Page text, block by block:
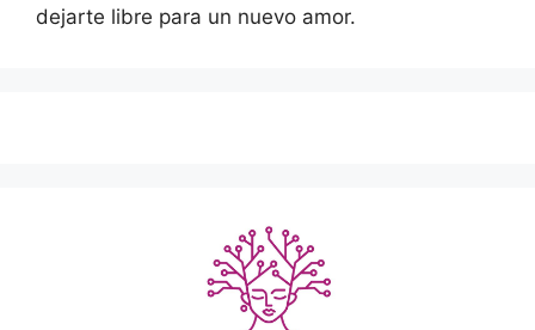
dejarte libre para un nuevo amor.